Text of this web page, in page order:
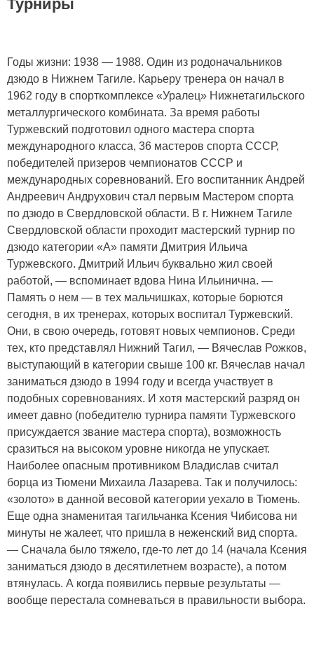
Турниры
Годы жизни: 1938 — 1988. Один из родоначальников
дзюдо в Нижнем Тагиле. Карьеру тренера он начал в
1962 году в спорткомплексе «Уралец» Нижнетагильского
металлургического комбината. За время работы
Туржевский подготовил одного мастера спорта
международного класса, 36 мастеров спорта СССР,
победителей призеров чемпионатов СССР и
международных соревнований. Его воспитанник Андрей
Андреевич Андрухович стал первым Мастером спорта
по дзюдо в Свердловской области. В г. Нижнем Тагиле
Свердловской области проходит мастерский турнир по
дзюдо категории «А» памяти Дмитрия Ильича
Туржевского. Дмитрий Ильич буквально жил своей
работой, — вспоминает вдова Нина Ильинична. —
Память о нем — в тех мальчишках, которые борются
сегодня, в их тренерах, которых воспитал Туржевский.
Они, в свою очередь, готовят новых чемпионов. Среди
тех, кто представлял Нижний Тагил, — Вячеслав Рожков,
выступающий в категории свыше 100 кг. Вячеслав начал
заниматься дзюдо в 1994 году и всегда участвует в
подобных соревнованиях. И хотя мастерский разряд он
имеет давно (победителю турнира памяти Туржевского
присуждается звание мастера спорта), возможность
сразиться на высоком уровне никогда не упускает.
Наиболее опасным противником Владислав считал
борца из Тюмени Михаила Лазарева. Так и получилось:
«золото» в данной весовой категории уехало в Тюмень.
Еще одна знаменитая тагильчанка Ксения Чибисова ни
минуты не жалеет, что пришла в неженский вид спорта.
— Сначала было тяжело, где-то лет до 14 (начала Ксения
заниматься дзюдо в десятилетнем возрасте), а потом
втянулась. А когда появились первые результаты —
вообще перестала сомневаться в правильности выбора.